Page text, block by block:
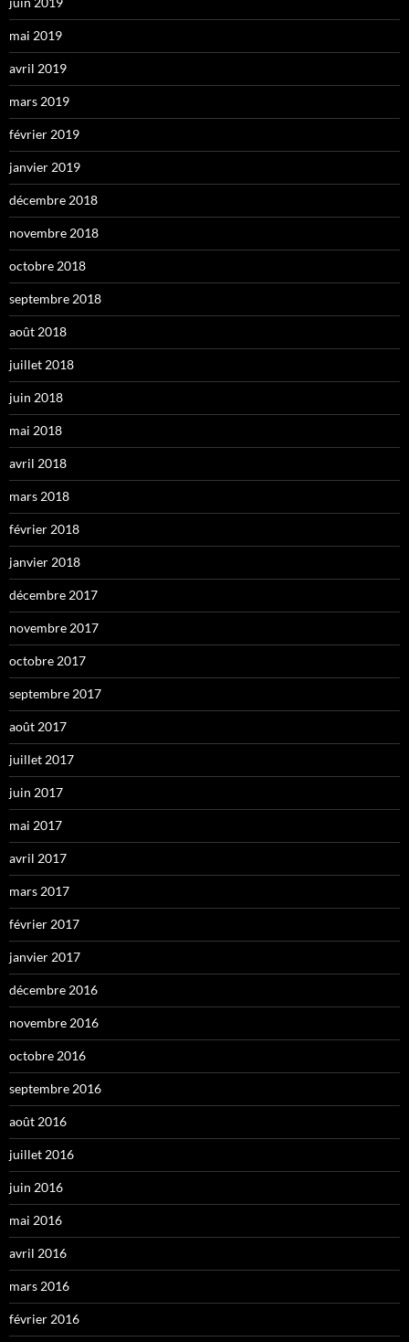
mai 2019
avril 2019
mars 2019
février 2019
janvier 2019
décembre 2018
novembre 2018
octobre 2018
septembre 2018
août 2018
juillet 2018
juin 2018
mai 2018
avril 2018
mars 2018
février 2018
janvier 2018
décembre 2017
novembre 2017
octobre 2017
septembre 2017
août 2017
juillet 2017
juin 2017
mai 2017
avril 2017
mars 2017
février 2017
janvier 2017
décembre 2016
novembre 2016
octobre 2016
septembre 2016
août 2016
juillet 2016
juin 2016
mai 2016
avril 2016
mars 2016
février 2016